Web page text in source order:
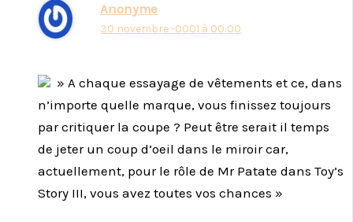
Anonyme
30 novembre -0001 à 00:00
» A chaque essayage de vêtements et ce, dans
n’importe quelle marque, vous finissez toujours
par critiquer la coupe ? Peut être serait il temps
de jeter un coup d’oeil dans le miroir car,
actuellement, pour le rôle de Mr Patate dans Toy’s
Story III, vous avez toutes vos chances »